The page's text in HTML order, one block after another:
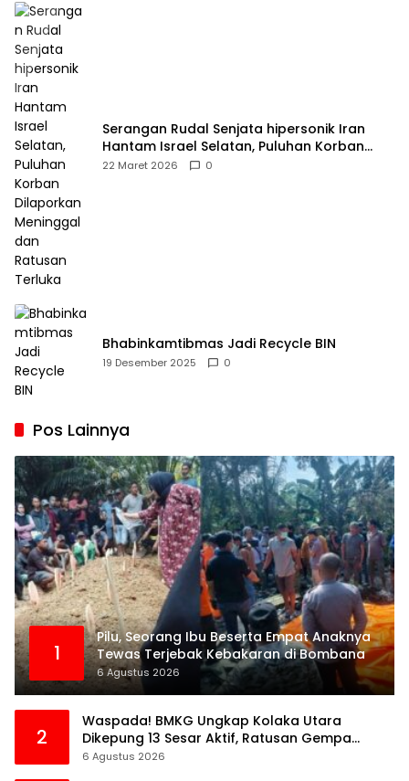
Serangan Rudal Senjata hipersonik Iran
Hantam Israel Selatan, Puluhan Korban
Dilaporkan Meninggal dan Ratusan Terluka
22 Maret 2026 0
Bhabinkamtibmas Jadi Recycle BIN
19 Desember 2025 0
Pos Lainnya
1
Pilu, Seorang Ibu Beserta Empat Anaknya
Tewas Terjebak Kebakaran di Bombana
6 Agustus 2026
2
Waspada! BMKG Ungkap Kolaka Utara
Dikepung 13 Sesar Aktif, Ratusan Gempa
Sudah Terekam
6 Agustus 2026